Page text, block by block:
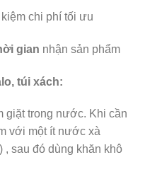
chi phí tối ưu
gian nhận sản phẩm
túi xách:
giặt trong nước. Khi cần
với một ít nước xà
, sau đó dùng khăn khô